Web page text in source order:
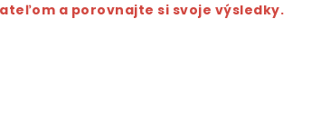
a porovnajte si svoje výsledky.